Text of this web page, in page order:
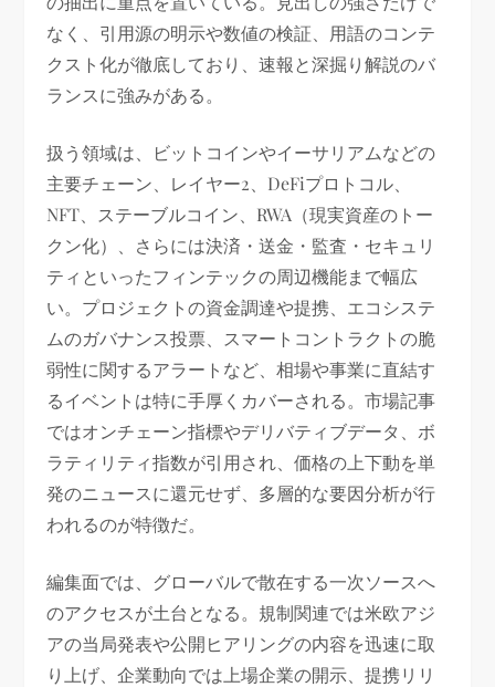
なく、引用源の明示や数値の検証、用語のコンテ
クスト化が徹底しており、速報と深掘り解説のバ
ランスに強みがある。
扱う領域は、ビットコインやイーサリアムなどの
主要チェーン、レイヤー2、DeFiプロトコル、
NFT、ステーブルコイン、RWA（現実資産のトー
クン化）、さらには決済・送金・監査・セキュリ
ティといったフィンテックの周辺機能まで幅広
い。プロジェクトの資金調達や提携、エコシステ
ムのガバナンス投票、スマートコントラクトの脆
弱性に関するアラートなど、相場や事業に直結す
るイベントは特に手厚くカバーされる。市場記事
ではオンチェーン指標やデリバティブデータ、ボ
ラティリティ指数が引用され、価格の上下動を単
発のニュースに還元せず、多層的な要因分析が行
われるのが特徴だ。
編集面では、グローバルで散在する一次ソースへ
のアクセスが土台となる。規制関連では米欧アジ
アの当局発表や公開ヒアリングの内容を迅速に取
り上げ、企業動向では上場企業の開示、提携リリ